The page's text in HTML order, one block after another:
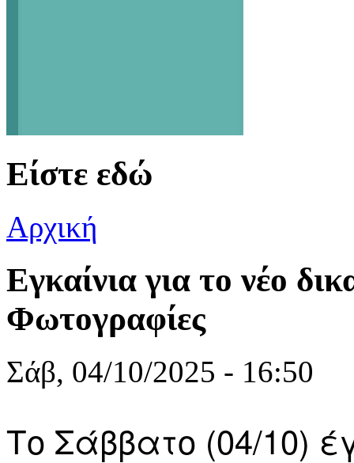
Είστε εδώ
Αρχική
Εγκαίνια για το νέο
Φωτογραφίες
Σάβ, 04/10/2025 - 16:50
Το Σάββατο (04/10)